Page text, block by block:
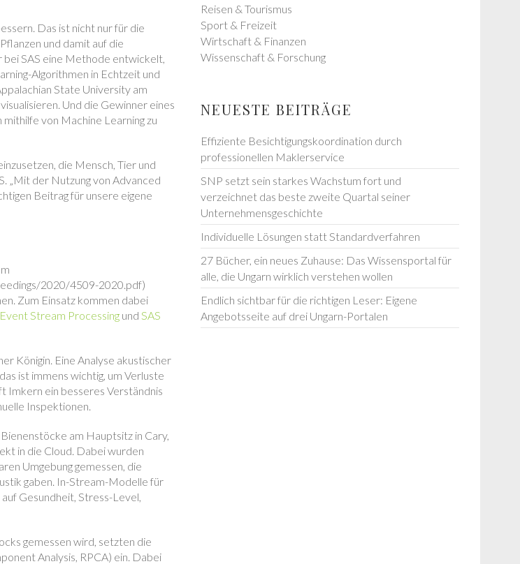
Das ist nicht nur für die
und damit auf die
SAS eine Methode entwickelt,
Algorithmen in Echtzeit und
State University am
Und die Gewinner eines
von Machine Learning zu
die Mensch, Tier und
„Mit der Nutzung von Advanced
Beitrag für unsere eigene
2020/4509-2020.pdf)
Zum Einsatz kommen dabei
Stream Processing und SAS
Königin. Eine Analyse akustischer
ist immens wichtig, um Verluste
Imkern ein besseres Verständnis
Inspektionen.
am Hauptsitz in Cary,
in die Cloud. Dabei wurden
Umgebung gemessen, die
gaben. In-Stream-Modelle für
Gesundheit, Stress-Level,
gemessen wird, setzten die
Analysis, RPCA) ein. Dabei
Reisen & Tourismus
Sport & Freizeit
Wirtschaft & Finanzen
Wissenschaft & Forschung
NEUESTE BEITRÄGE
Effiziente Besichtigungskoordination durch
professionellen Maklerservice
SNP setzt sein starkes Wachstum fort und
verzeichnet das beste zweite Quartal seiner
Unternehmensgeschichte
Individuelle Lösungen statt Standardverfahren
27 Bücher, ein neues Zuhause: Das Wissensportal für
alle, die Ungarn wirklich verstehen wollen
Endlich sichtbar für die richtigen Leser: Eigene
Angebotsseite auf drei Ungarn-Portalen